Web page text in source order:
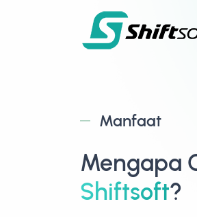
Manfaat
Mengapa
Shiftsoft?